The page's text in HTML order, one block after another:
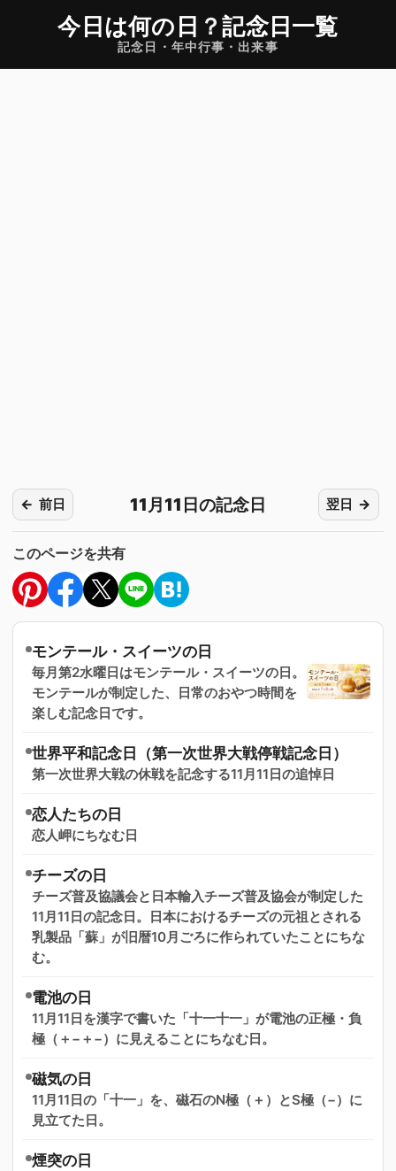
今日は何の日 ？記念日一覧
記念日・年中行事・出来事
前日 11月11日の記念日 翌日
このページを共有
モンテール・スイーツの日
毎月第2水曜日はモンテール・スイーツの日。
モンテールが制定した、日常のおやつ時間を
楽しむ記念日です。
世界平和記念日（第一次世界大戦停戦記念日）
第一次世界大戦の休戦を記念する11月11日の追悼日
恋人たちの日
恋人岬にちなむ日
チーズの日
チーズ普及協議会と日本輸入チーズ普及協会が制定した
11月11日の記念日。日本におけるチーズの元祖とされる
乳製品「蘇」が旧暦10月ごろに作られていたことにちな
む。
電池の日
11月11日を漢字で書いた「十一十一」が電池の正極・負
極（＋−＋−）に見えることにちなむ日。
磁気の日
11月11日の「十一」を、磁石のN極（＋）とS極（−）に
見立てた日。
煙突の日